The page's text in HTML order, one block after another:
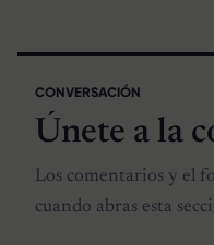
CONVERSACIÓN
Únete a la
Los comentarios y el
cuando abras esta